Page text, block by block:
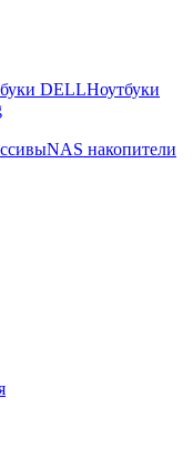
DELLНоутбуки
NAS накопители